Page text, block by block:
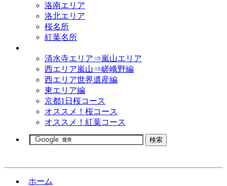
洛南エリア
洛北エリア
桜名所
紅葉名所
清水寺エリア⇒嵐山エリア
西エリア嵐山⇒嵯峨野編
西エリア世界遺産編
東エリア編
京都1日桜コース
オススメ！桜コース
オススメ！紅葉コース
ホーム